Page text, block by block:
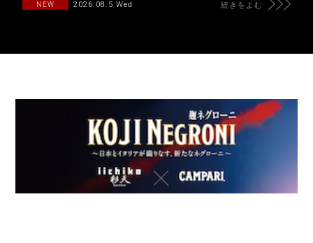
NEW 2026.08.5 Wed 続きをよむ